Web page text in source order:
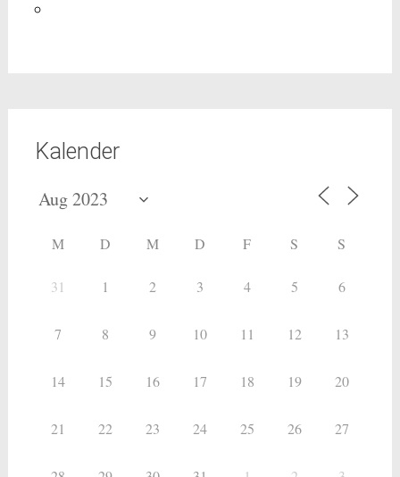
Kalender
M D M D F S S
31 1 2 3 4 5 6
7 8 9 10 11 12 13
14 15 16 17 18 19 20
21 22 23 24 25 26 27